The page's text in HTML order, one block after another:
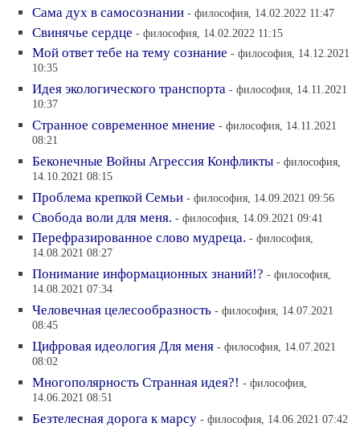
Сама дух в самосознании - философия, 14.02.2022 11:47
Свинячье сердце - философия, 14.02.2022 11:15
Мой ответ тебе на тему сознание - философия, 14.12.2021
10:35
Идея экологического транспорта - философия, 14.11.2021
10:37
Странное современное мнение - философия, 14.11.2021
08:21
Беконечные Войны Агрессия Конфликты - философия,
14.10.2021 08:15
Проблема крепкой Семьи - философия, 14.09.2021 09:56
Свобода воли для меня. - философия, 14.09.2021 09:41
Перефразированное слово мудреца. - философия,
14.08.2021 08:27
Понимание информационных знаний!? - философия,
14.08.2021 07:34
Человечная целесообразность - философия, 14.07.2021
08:45
Цифровая идеология Для меня - философия, 14.07.2021
08:02
Многополярность Странная идея?! - философия,
14.06.2021 08:51
Безтелесная дорога к марсу - философия, 14.06.2021 07:42